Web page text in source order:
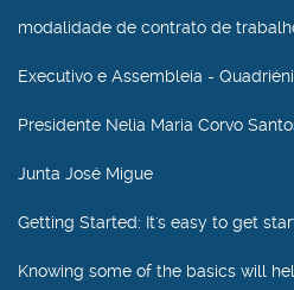
modalidade de contrato de
Executivo e Assembleia -
Presidente Nelia Maria Corvo
Junta José Migue
Getting Started: It's easy to get
Knowing some of the basics will